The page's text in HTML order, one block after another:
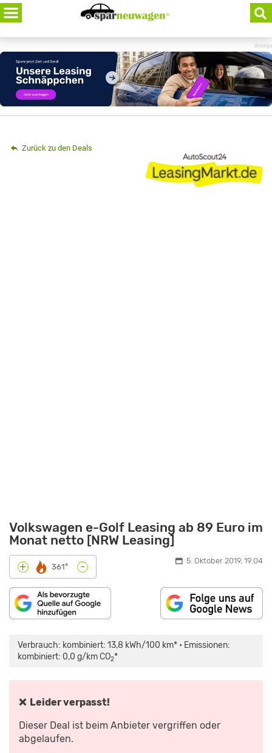
Skip
to
content
Anzeige
Zurück zu den Deals
Volkswagen e-Golf Leasing ab 89 Euro im
Monat netto [NRW Leasing]
+ 361° - 5. Oktober 2019, 19:04
Verbrauch: kombiniert: 13,8 kWh/100 km* • Emissionen:
kombiniert: 0,0 g/km CO2*
❌ Leider verpasst!
Dieser Deal ist beim Anbieter vergriffen oder
abgelaufen.
MAPS.GOOGLE.DE
ANZEIGEN
VW
GOLF:
REVIEW“
VON
ANZEIGEN